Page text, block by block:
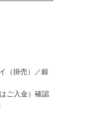
（掛売）／銀
ご入金）確認